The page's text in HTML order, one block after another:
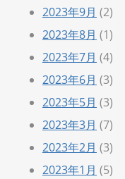
2023年9月 (2)
2023年8月 (1)
2023年7月 (4)
2023年6月 (3)
2023年5月 (3)
2023年3月 (7)
2023年2月 (3)
2023年1月 (5)